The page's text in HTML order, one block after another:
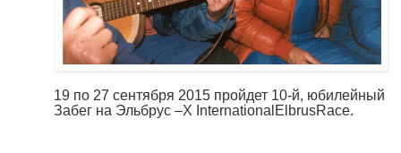
19 по 27 сентября 2015 пройдет 10-й, юбилейный
Забег на Эльбрус –X InternationalElbrusRace.